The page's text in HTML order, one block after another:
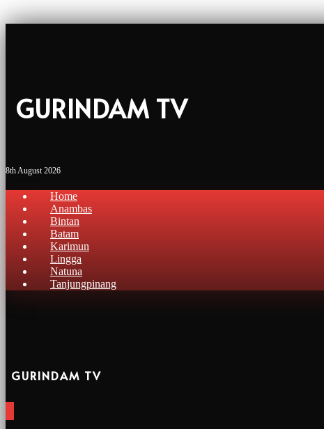
GURINDAM TV
8th August 2026
Home
Anambas
Bintan
Batam
Karimun
Lingga
Natuna
Tanjungpinang
GURINDAM TV